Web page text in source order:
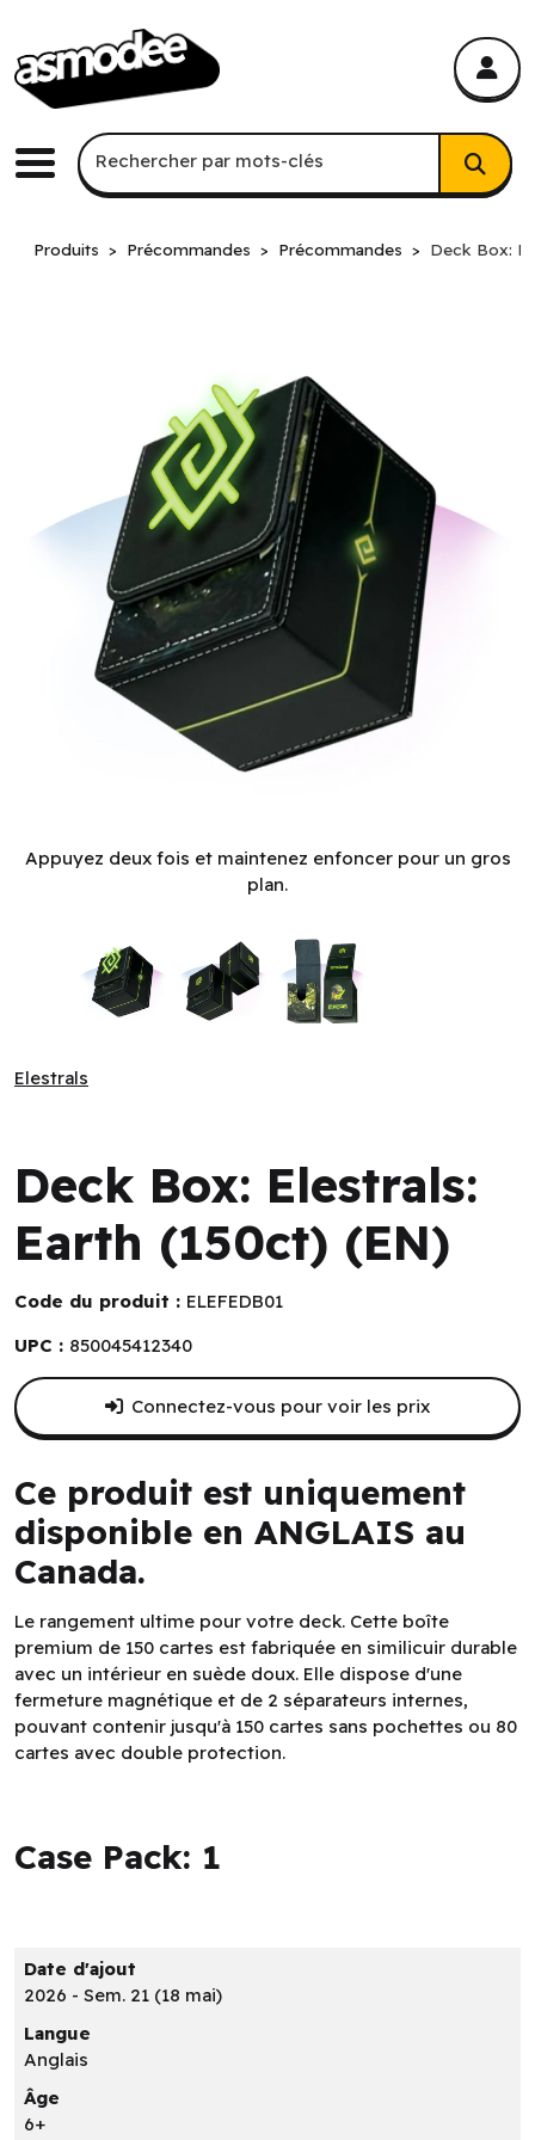
Menu
Recherche par mots-clés
Rechercher par mots-clés
Produits Précommandes Précommandes Deck Box:
Appuyez deux fois et maintenez enfoncer pour un gros
plan.
Elestrals
Deck Box: Elestrals:
Earth (150ct) (EN)
Code du produit : ELEFEDB01
UPC : 850045412340
Ce produit est uniquement
disponible en ANGLAIS au
Canada.
Le rangement ultime pour votre deck. Cette boîte
premium de 150 cartes est fabriquée en similicuir durable
avec un intérieur en suède doux. Elle dispose d'une
fermeture magnétique et de 2 séparateurs internes,
pouvant contenir jusqu'à 150 cartes sans pochettes ou 80
cartes avec double protection.
Case Pack: 1
Connectez-vous pour voir les prix
Date d'ajout
2026 - Sem. 21 (18 mai)
Langue
Anglais
Âge
6+